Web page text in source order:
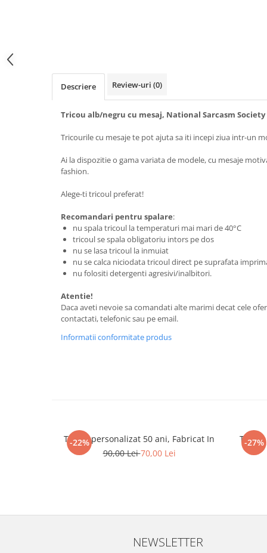
Tricouri ski
Tricouri aniversare
Tricouri cadou 20 ani
Tricouri cadou 30 ani
Tricouri cadou 50 ani
Tricouri motociclisti
Tricouri motociclisti
Tricouri enduro
Tricouri offroad
Tricouri biciclisti
Tricouri biciclisti
Tricouri biciclisti MTB
Tricouri biciclisti BMX
Tricouri biciclisti downhill
Tricouri skateboard
Descriere Review-uri (0)
Tricou alb/negru cu mesaj, National Sarcasm Society
Tricourile cu mesaje te pot ajuta sa iti incepi ziua intr-un
Ai la dispozitie o gama variata de modele, cu mesaje
fashion.
Alege-ti tricoul preferat!
Recomandari pentru spalare:
nu spala tricoul la temperaturi mai mari de 40°C
tricoul se spala obligatoriu intors pe dos
nu se lasa tricoul la inmuiat
nu se calca niciodata tricoul direct pe suprafata
nu folositi detergenti agresivi/inalbitori.
Atentie!
Daca aveti nevoie sa comandati alte marimi decat cele
contactati, telefonic sau pe email.
Informatii conformitate produs
-22%
Tricou personalizat 50 ani, Fabricat In
90,00 Lei70,00 Lei
-27%
NEWSLETTER